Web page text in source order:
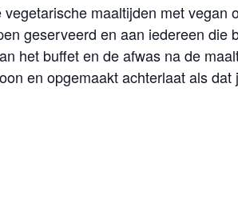
maaltijden met vegan
geserveerd en aan iedereen die
het buffet en de afwas na de
en opgemaakt achterlaat als